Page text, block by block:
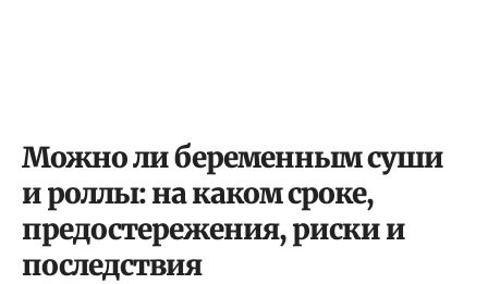
Можно ли беременным суши
и роллы: на каком сроке,
предостережения, риски и
последствия